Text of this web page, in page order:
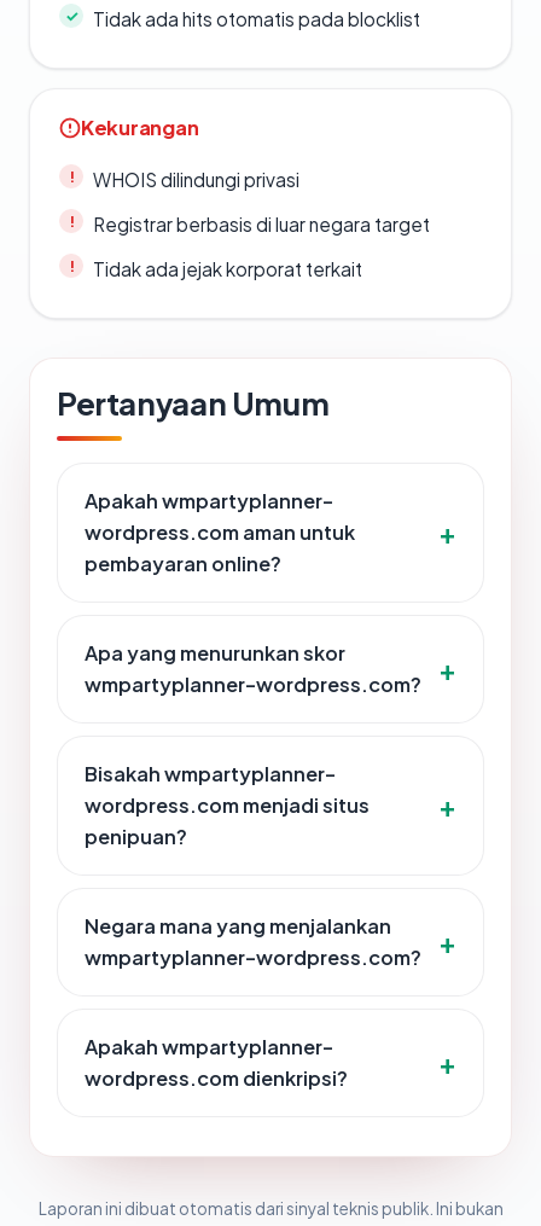
Tidak ada hits otomatis pada blocklist
Kekurangan
WHOIS dilindungi privasi
Registrar berbasis di luar negara target
Tidak ada jejak korporat terkait
Pertanyaan Umum
Apakah wmpartyplanner-
wordpress.com aman untuk
pembayaran online?
Apa yang menurunkan skor
wmpartyplanner-wordpress.com?
Bisakah wmpartyplanner-
wordpress.com menjadi situs
penipuan?
Negara mana yang menjalankan
wmpartyplanner-wordpress.com?
Apakah wmpartyplanner-
wordpress.com dienkripsi?
Laporan ini dibuat otomatis dari sinyal teknis publik. Ini bukan